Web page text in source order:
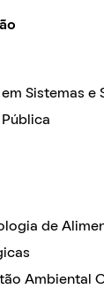
Sistemas e
de
Ambiental